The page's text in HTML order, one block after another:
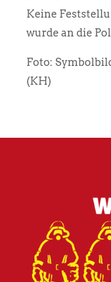
Keine
wurde an die
Foto:
(KH)